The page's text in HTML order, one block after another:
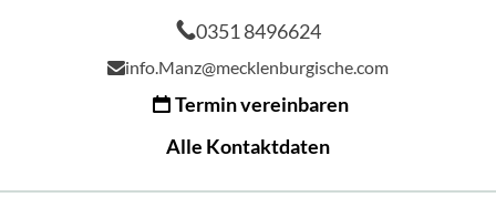
0351 8496624
info.Manz@mecklenburgische.com
Termin vereinbaren
Alle Kontaktdaten